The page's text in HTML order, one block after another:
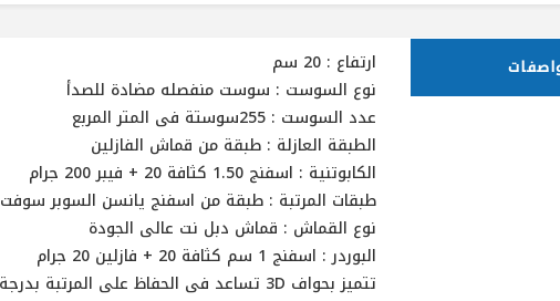
ارتفاع : 20 سم
نوع السوست : سوست منفصله مضادة للصدأ
عدد السوست : 255سوستة فى المتر المربع
الطبقة العازلة : طبقة من قماش الفازلين
الكابوتنية : اسفنج 1.50 كثافة 20 + فيبر 200 جرام
طبقات المرتبة : طبقة من اسفنج يانسن السوبر سوفت 3سم كثافة 30 من كل وجه
نوع القماش : قماش دبل نت عالى الجودة
البوردر : اسفنج 1 سم كثافة 20 + فازلين 20 جرام
تتميز بحواف 3D تساعد فى الحفاظ على المرتبة بدرجة حرارة مناسبة وتسمح بتجديد الهواء بداخلها